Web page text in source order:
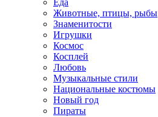
Еда
Животные, птицы, рыбы
Знаменитости
Игрушки
Космос
Косплей
Любовь
Музыкальные стили
Национальные костюмы
Новый год
Пираты